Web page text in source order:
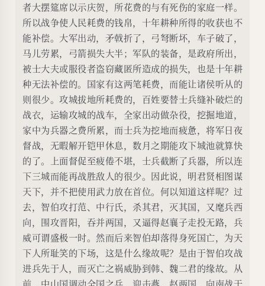
者大摆筵席以示庆贺，所花费的与有死伤的家庭一样。
所以战争使人民耗费的钱帛，十年耕种所得的收获也不
能补偿。大军出动，矛戟折了，弓弩断坏，车子破了，
马儿劳累，弓箭损失大半；军队的装备，是政府所出，
被士大夫或服役者盗窃藏匿所造成的损失，也是十年耕
种无法补偿的。国家有这两笔耗费，而能让诸侯听从的
则很少。攻城拔地所耗费的，百姓要替士兵缝补破烂的
战衣，运输攻城的战车，全家出动做杂役，挖掘地道，
家中为兵器之费所累，而士兵为挖地而疲惫，将军日夜
督战，无暇解开铠甲休息，数月之期能攻下城池就算快
的了。上面督促至疲倦不堪，士兵截断了兵器，所以连
下三城而能再战胜敌人的很少。因此说，明君贤相图谋
天下，并不把使用武力放在首位。何以知道这样呢？过
去，智伯攻打范、中行氏，杀其君，灭其国，又麾兵西
向，围攻晋阳，吞并两国，又逼得赵襄子走投无路，兵
威可谓盛极一时。然而后来智伯却落得身死国亡，为天
下人所耻笑的下场，这是什么缘故呢？是由于智伯攻战
进兵先于人，而灭亡之祸威胁到韩、魏二君的缘故。从